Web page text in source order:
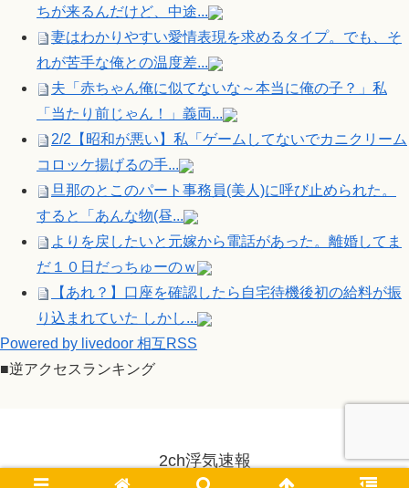
ちが来るんだけど、中途...
妻はわかりやすい愛情表現を求めるタイプ。でも、そ
れが苦手な俺との温度差...
夫「赤ちゃん俺に似てないな～本当に俺の子？」私
「当たり前じゃん！」義両...
2/2【昭和が悪い】私「ゲームしてないでカニクリーム
コロッケ揚げるの手...
旦那のとこのパート事務員(美人)に呼び止められた。
すると「あんな物(昼...
よりを戻したいと元嫁から電話があった。離婚してま
だ１０日だっちゅーのｗ
【あれ？】口座を確認したら自宅待機後初の給料が振
り込まれていた しかし...
Powered by livedoor 相互RSS
■逆アクセスランキング
2ch浮気速報